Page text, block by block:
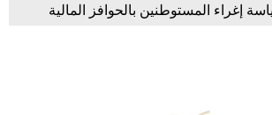
إغراء المستوطنين بالحوافز المالية